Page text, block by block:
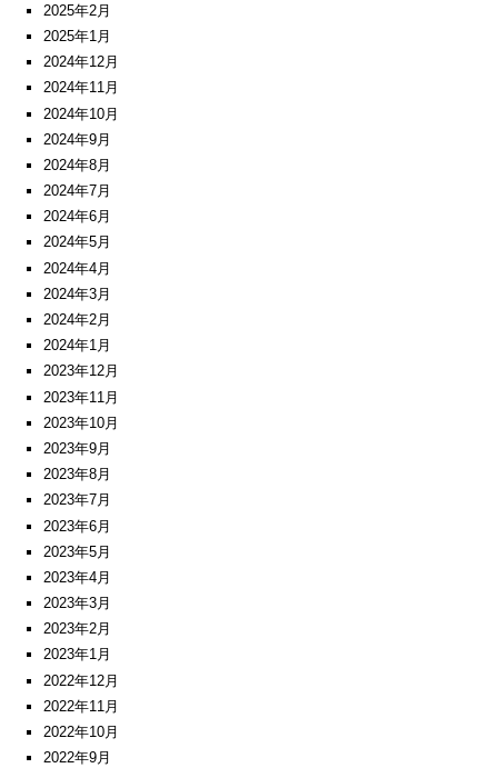
2025年2月
2025年1月
2024年12月
2024年11月
2024年10月
2024年9月
2024年8月
2024年7月
2024年6月
2024年5月
2024年4月
2024年3月
2024年2月
2024年1月
2023年12月
2023年11月
2023年10月
2023年9月
2023年8月
2023年7月
2023年6月
2023年5月
2023年4月
2023年3月
2023年2月
2023年1月
2022年12月
2022年11月
2022年10月
2022年9月